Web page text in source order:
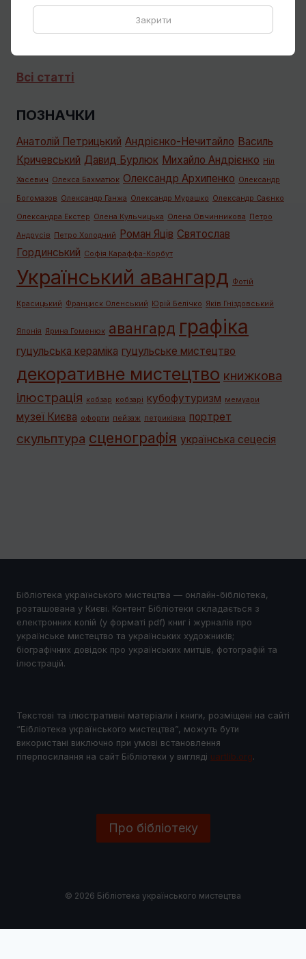
Кілька слів про дружин і дітей Михайла
Всі статті
ПОЗНАЧКИ
Анатолій Петрицький Андрієнко-Нечитайло Василь
Кричевський Давид Бурлюк Михайло Андрієнко Ніл
Хасевич Олекса Бахматюк Олександр Архипенко Олександр
Богомазов Олександр Ганжа Олександр Мурашко Олександр Саєнко
Олександра Екстер Олена Кульчицька Олена Овчинникова Петро
Андрусів Петро Холодний Роман Яців Святослав
Гординський Софія Караффа-Корбут
Український авангард Фотій
Красицький Франциск Оленський Юрій Белічко Яків Гніздовський
Японія Ярина Гоменюк авангард графiка
гуцульська кераміка гуцульське мистецтво
декоративне мистецтво книжкова
ілюстрація кобзар кобзарі кубофутуризм мемуари
музеї Києва офорти пейзаж петриківка портрет
скульптура сценографія українська сецесія
Бібліотека українського мистецтва — онлайн-бібліотека,
розташована у Києві. Контент Бібліотеки складається з
електронних копій (у форматі pdf) книг і журналів про
українське мистецтво та українських художників;
біографічних довідок про українських митців, фотографій та
ілюстрацій.
Текстові та ілюстративні матеріали і книги, розміщені на сайті
“Бібліотека українського мистецтва”, можуть бути
використані виключно при умові встановлення
гіперпосилання на сайт Бібліотеки у виглядi uartlib.org.
Про бібліотеку
© 2026 Бібліотека українського мистецтва
Закрити